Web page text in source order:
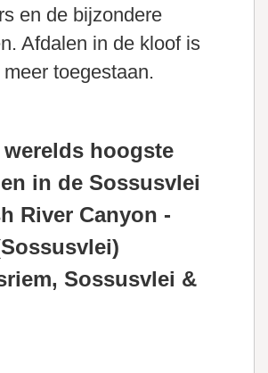
en de bijzondere
Afdalen in de kloof is
toegestaan.
hoogste
in de Sossusvlei
River Canyon -
Sossusvlei &